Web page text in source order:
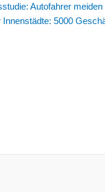
Autofahrer
Innenstädte: 5000